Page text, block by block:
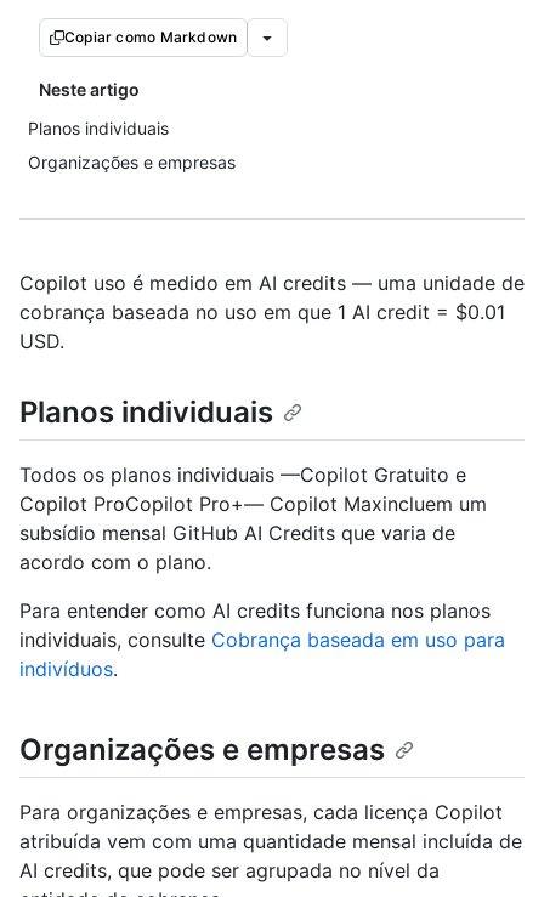
Copiar como Markdown
Neste artigo
Planos individuais
Organizações e empresas
Copilot uso é medido em AI credits — uma unidade de
cobrança baseada no uso em que 1 AI credit = $0.01
USD.
Planos individuais
Todos os planos individuais —Copilot Gratuito e
Copilot ProCopilot Pro+— Copilot Maxincluem um
subsídio mensal GitHub AI Credits que varia de
acordo com o plano.
Para entender como AI credits funciona nos planos
individuais, consulte Cobrança baseada em uso para
indivíduos.
Organizações e empresas
Para organizações e empresas, cada licença Copilot
atribuída vem com uma quantidade mensal incluída de
AI credits, que pode ser agrupada no nível da